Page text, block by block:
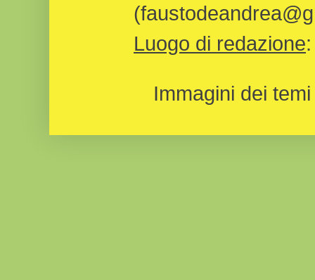
Luogo di redazione
Immagini dei